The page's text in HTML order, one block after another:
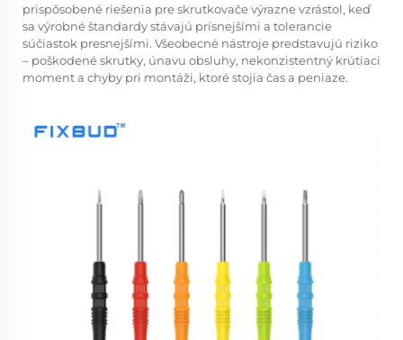
prispôsobené riešenia pre skrutkovačevýrazne vzrástol, keď
sa výrobné štandardy stávajú prísnejšími a tolerancie
súčiastok presnejšími. Všeobecné nástroje predstavujú riziko
– poškodené skrutky, únavu obsluhy, nekonzistentný krútiaci
moment a chyby pri montáži, ktoré stojia čas a peniaze.